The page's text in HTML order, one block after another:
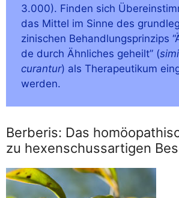
3.000). Fin­den sich
das Mit­tel im Sin­ne des
zi­ni­schen Behand­lungs­prin­zips
de durch Ähn­li­ches geheilt” (
curan­tur) als The­ra­peu­ti­kum
werden.
Berberis: Das
zu hexenschussartigen